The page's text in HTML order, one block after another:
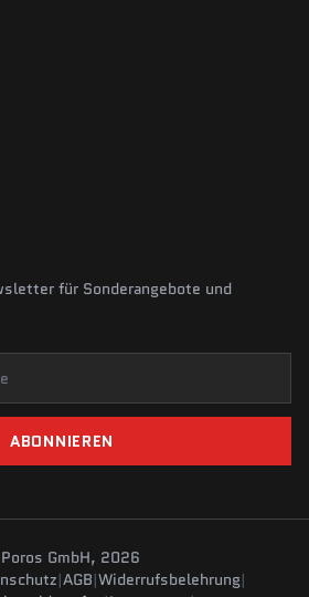
für Sonderangebote und
ABONNIEREN
GmbH, 2026
|AGB|Widerrufsbelehrung|